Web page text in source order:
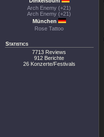
Arch Enemy (+21)
Arch Enemy (+21)
München
Rose Tattoo
Statistics
7713 Reviews
912 Berichte
26 Konzerte/Festivals